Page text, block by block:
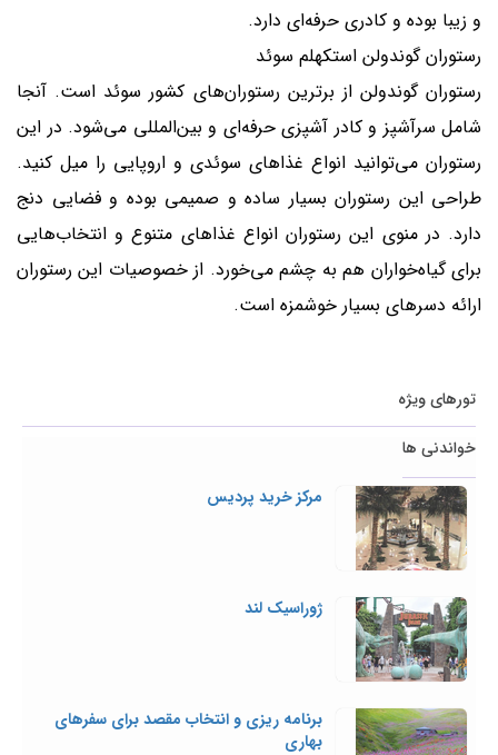
و زیبا بوده و کادری حرفه‌ای دارد.
رستوران گوندولن استکهلم سوئد
رستوران گوندولن از برترین رستوران‌های کشور سوئد است. آنجا
شامل سرآشپز و کادر آشپزی حرفه‌ای و بین‌المللی می‌شود. در این
رستوران می‌توانید انواع غذاهای سوئدی و اروپایی را میل کنید.
طراحی این رستوران بسیار ساده و صمیمی بوده و فضایی دنج
دارد. در منوی این رستوران انواع غذاهای متنوع و انتخاب‌هایی
برای گیاه‌خواران هم به چشم می‌خورد. از خصوصیات این رستوران
ارائه دسرهای بسیار خوشمزه است.
تورهای ویژه
خواندنی ها
مرکز خرید پردیس
ژوراسیک لند
برنامه ریزی و انتخاب مقصد برای سفرهای
بهاری